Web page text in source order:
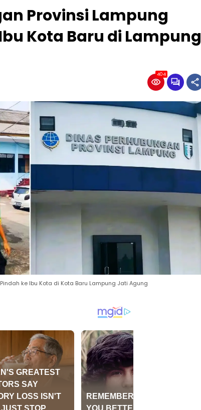
Provinsi Lampung
Kota Baru di Lampung
404
ke Ibu Kota di Kota Baru Lampung Jati Agung